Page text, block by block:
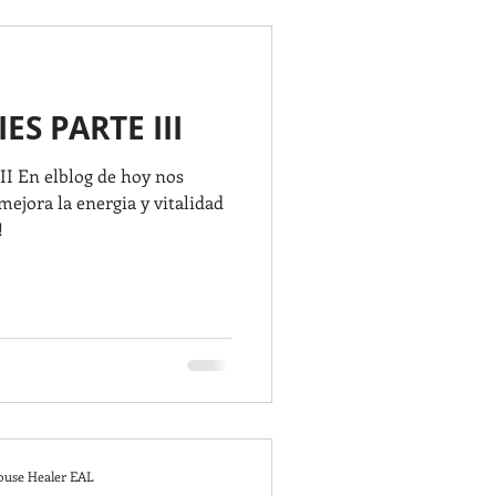
Cleaning
PARTE III
En elblog de hoy nos
la energia y vitalidad
Healer EAL